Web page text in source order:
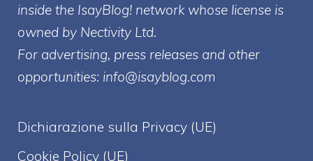
inside the IsayBlog! network whose license is
owned by Nectivity Ltd.
For advertising, press releases and other
opportunities: info@isayblog.com
Dichiarazione sulla Privacy (UE)
Cookie Policy (UE)